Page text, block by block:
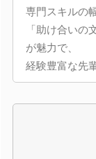
専門スキルの
「助け合いの
が魅力で、
経験豊富な先